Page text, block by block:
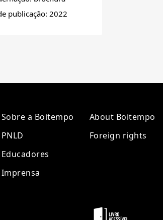
publicação: 2022
Sobre a Boitempo
PNLD
Educadores
Imprensa
About Boitempo
Foreign rights